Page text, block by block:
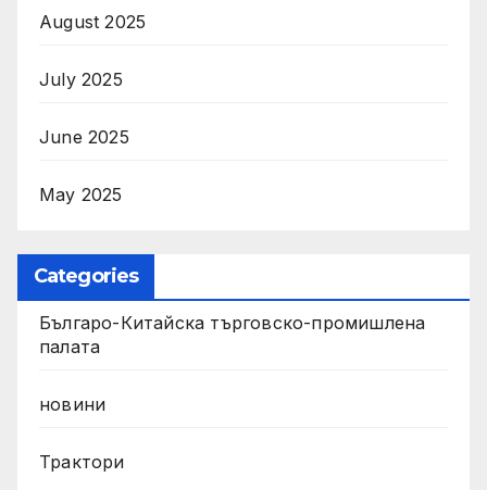
August 2025
July 2025
June 2025
May 2025
Categories
Българо-Китайска търговско-промишлена
палата
новини
Трактори